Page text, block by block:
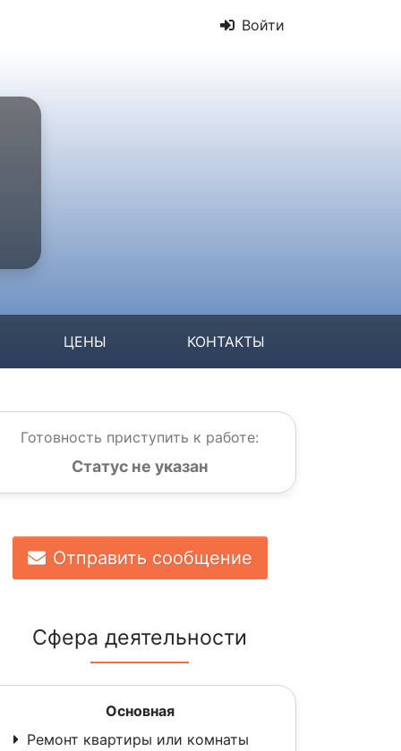
Войти
ЦЕНЫ КОНТАКТЫ
Готовность приступить к работе:
Статус не указан
Отправить сообщение
Сфера деятельности
Основная
Ремонт квартиры или комнаты